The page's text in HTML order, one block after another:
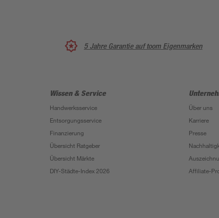
5 Jahre Garantie auf toom Eigenmarken
Wissen & Service
Handwerksservice
Entsorgungsservice
Finanzierung
Übersicht Ratgeber
Übersicht Märkte
DIY-Städte-Index 2026
Über uns
Karriere
Presse
Affiliate-